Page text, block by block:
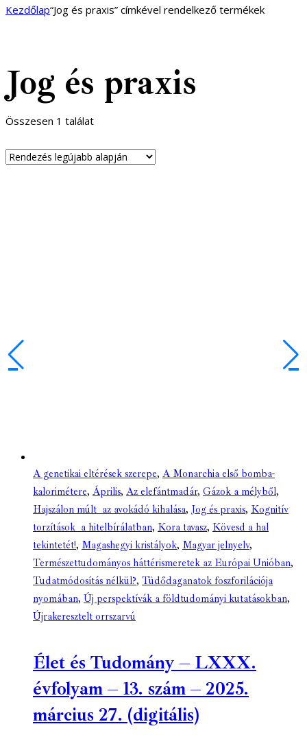
Kezdőlap“Jog és praxis” címkével rendelkező termékek
Jog és praxis
Összesen 1 találat
A genetikai eltérések szerepe, A Monarchia első bomba-
kalorimétere, Április, Az elefántmadár, Gázok a mélyből,
Hajszálon múlt az avokádó kihalása, Jog és praxis, Kognitív
torzítások a hitelbírálatban, Kora tavasz, Kövesd a hal
tekintetét!, Magashegyi kristályok, Magyar jelnyelv,
Természettudományos háttérismeretek az Európai Unióban,
Tudatmódosítás nélkül?, Tüdődaganatok foszforilációja
nyomában, Új perspektívák a földtudományi kutatásokban,
Újrakeresztelt orrszarvú
Élet és Tudomány – LXXX.
évfolyam – 13. szám – 2025.
március 27. (digitális)